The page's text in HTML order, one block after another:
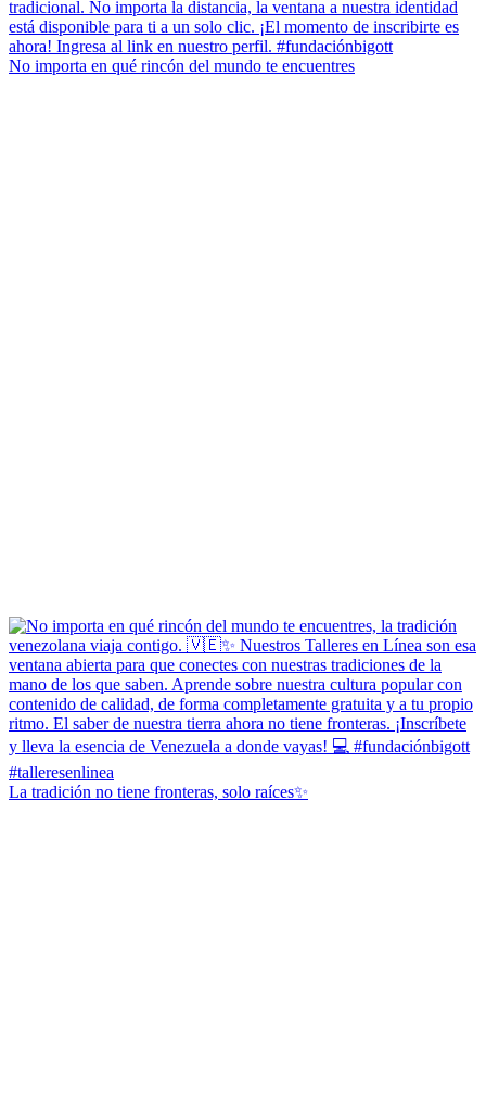
No importa en qué rincón del mundo te encuentres
La tradición no tiene fronteras, solo raíces✨